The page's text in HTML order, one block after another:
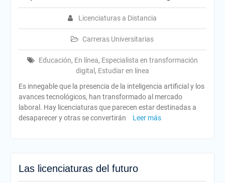
Licenciaturas a Distancia
Carreras Universitarias
Educación, En línea, Especialista en transformación
digital , Estudiar en línea
Es innegable que la presencia de la inteligencia artificial y los
avances tecnológicos, han transformado al mercado
laboral. Hay licenciaturas que parecen estar destinadas a
desaparecer y otras se convertirán
Leer más
Las licenciaturas del futuro